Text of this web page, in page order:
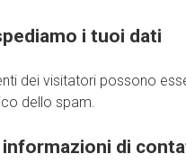
i tuoi dati
dei visitatori possono
dello spam.
informazioni di